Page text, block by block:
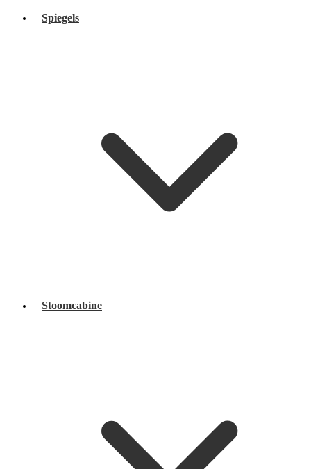
Spiegels
Stoomcabine